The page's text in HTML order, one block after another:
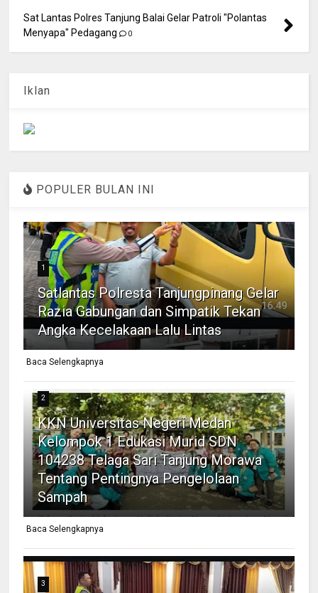
Sat Lantas Polres Tanjung Balai Gelar Patroli "Polantas
Menyapa" Pedagang
0
Iklan
POPULER BULAN INI
1
Satlantas Polresta Tanjungpinang Gelar
Razia Gabungan dan Simpatik Tekan
Angka Kecelakaan Lalu Lintas
Baca Selengkapnya
2
KKN Universitas Negeri Medan
Kelompok 1 Edukasi Murid SDN
104238 Telaga Sari Tanjung Morawa
Tentang Pentingnya Pengelolaan
Sampah
Baca Selengkapnya
3